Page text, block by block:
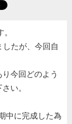
したが、今回自
今回どのよう
い。
中に完成した為